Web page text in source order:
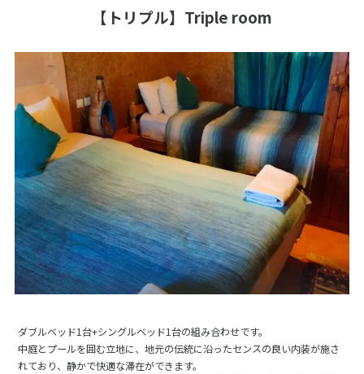
【トリプル】Triple room
ダブルベッド1台+シングルベッド1台の組み合わせです。
中庭とプールを囲む立地に、地元の伝統に沿ったセンスの良い内装が施さ
れており、静かで快適な滞在ができます。